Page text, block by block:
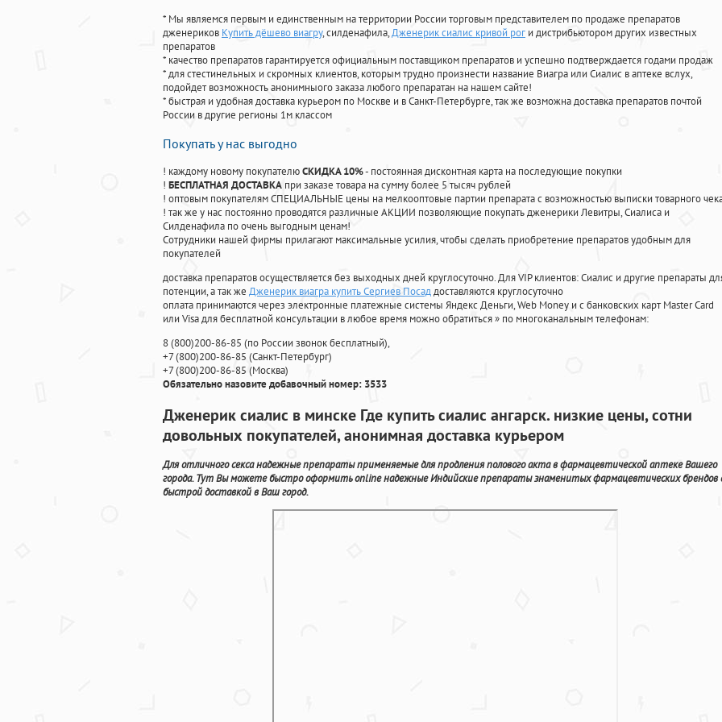
* Мы являемся первым и единственным на территории России торговым представителем по продаже препаратов
дженериков Купить дёшево виагру, силденафила,Дженерик сиалис кривой рог и дистрибьютором других известных
препаратов
* качество препаратов гарантируется официальным поставщиком препаратов и успешно подтверждается годами продаж
* для стестинельных и скромных клиентов, которым трудно произнести название Виагра или Сиалис в аптеке вслух,
подойдет возможность анонимныого заказа любого препаратан на нашем сайте!
* быстрая и удобная доставка курьером по Москве и в Санкт-Петербурге, так же возможна доставка препаратов почтой
России в другие регионы 1м классом
Покупать у нас выгодно
! каждому новому покупателюСКИДКА 10%- постоянная дисконтная карта на последующие покупки
! БЕСПЛАТНАЯ ДОСТАВКА при заказе товара на сумму более 5 тысяч рублей
! оптовым покупателям СПЕЦИАЛЬНЫЕ цены на мелкооптовые партии препарата с возможностью выписки товарного
! так же у нас постоянно проводятся различные АКЦИИ позволяющие покупать дженерики Левитры, Сиалиса и
Силденафила по очень выгодным ценам!
Cотрудники нашей фирмы прилагают максимальные усилия, чтобы сделать приобретение препаратов удобным для
покупателей
доставка препаратов осуществляется без выходных дней круглосуточно. Для VIP клиентов: Сиалис и другие препараты
потенции, а так же Дженерик виагра купить Сергиев Посаддоставляются круглосуточно
оплата принимаются через электронные платежные системы Яндекс Деньги, Web Money и с банковских карт Master Card
или Visa для бесплатной консультации в любое время можно обратиться» по многоканальным телефонам:
8(800)200-86-85 (по России звонок бесплатный),
+7(800)200-86-85 (Санкт-Петербург)
+7(800)200-86-85 (Москва)
Обязательно назовите добавочный номер: 3533
Дженерик сиалис в минске Где купить сиалис ангарск. низкие цены, сотни
довольных покупателей, анонимная доставка курьером
Для отличного секса надежные препараты применяемые для продления полового акта в фармацевтической аптеке Вашего
города. Тут Вы можете быстро оформить online надежные Индийские препараты знаменитых фармацевтических брендов
быстрой доставкой в Ваш город.